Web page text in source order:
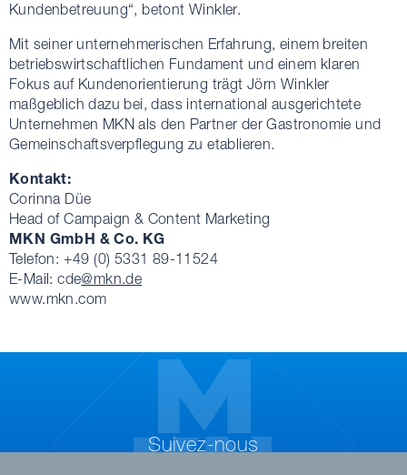
Kundenbetreuung“, betont Winkler.
Mit seiner unternehmerischen Erfahrung, einem breiten
betriebswirtschaftlichen Fundament und einem klaren
Fokus auf Kundenorientierung trägt Jörn Winkler
maßgeblich dazu bei, dass international ausgerichtete
Unternehmen MKN als den Partner der Gastronomie und
Gemeinschaftsverpflegung zu etablieren.
Kontakt:
Corinna Düe
Head of Campaign & Content Marketing
MKN GmbH & Co. KG
Telefon: +49 (0) 5331 89-11524
E-Mail: cde@mkn.de
www.mkn.com
Suivez-nous